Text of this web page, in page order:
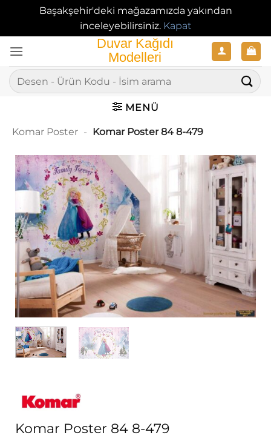
Başakşehir'deki mağazamızda yakından
inceleyebilirsiniz. Kapat
atla
Ara:
MENÜ
Komar Poster - Komar Poster 84 8-479
Komar Poster 84 8-479